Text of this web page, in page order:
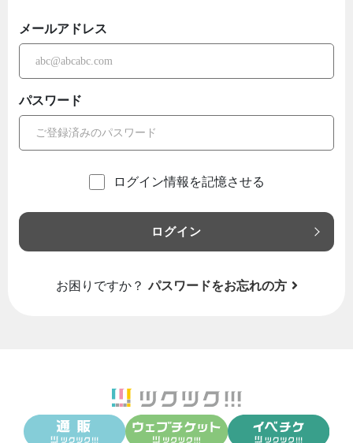
メールアドレス
パスワード
ログイン情報を記憶させる
ログイン
お困りですか？ パスワードをお忘れの方